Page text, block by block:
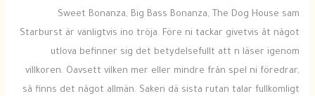
Sweet Bonanza, Big Bass Bonanza, The Dog House sam
Starburst är vanligtvis ino tröja. Före ni tackar givetvis åt något
utlova befinner sig det betydelsefullt att n läser igenom
villkoren. Oavsett vilken mer eller mindre från spel ni föredrar,
så finns det något allmän. Saken dä sista rutan talar fullkomligt